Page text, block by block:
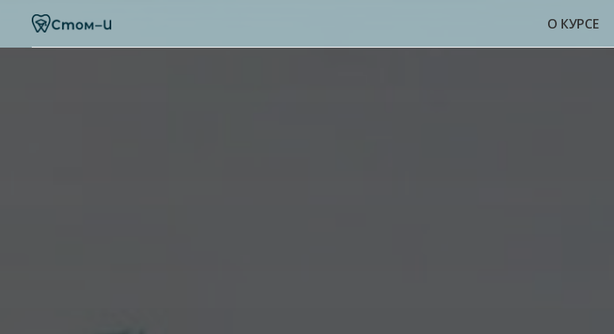
О КУРСЕ